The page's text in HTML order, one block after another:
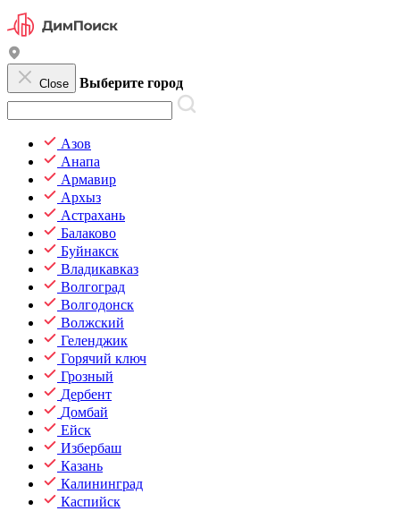
Close Выберите город
Азов
Анапа
Армавир
Архыз
Астрахань
Балаково
Буйнакск
Владикавказ
Волгоград
Волгодонск
Волжский
Геленджик
Горячий ключ
Грозный
Дербент
Домбай
Ейск
Избербаш
Казань
Калининград
Каспийск